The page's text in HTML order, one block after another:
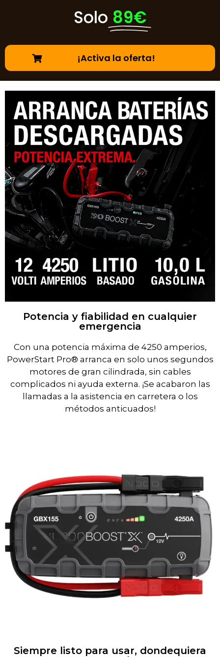
Solo 89€
¡Activa la oferta!
Potencia y fiabilidad en cualquier
emergencia
Con una potencia máxima de 4250 amperios,
PowerStart Pro® arranca en solo unos segundos
motores de gran cilindrada, sin cables
complicados ni ayuda externa. ¡Se acabaron las
llamadas a la asistencia en carretera o los
métodos anticuados!
Siempre listo para usar, dondequiera